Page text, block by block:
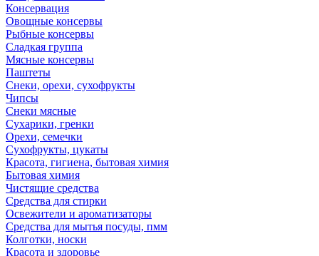
Консервация
Овощные консервы
Рыбные консервы
Сладкая группа
Мясные консервы
Паштеты
Снеки, орехи, сухофрукты
Чипсы
Снеки мясные
Сухарики, гренки
Орехи, семечки
Сухофрукты, цукаты
Красота, гигиена, бытовая химия
Бытовая химия
Чистящие средства
Средства для стирки
Освежители и ароматизаторы
Средства для мытья посуды, пмм
Колготки, носки
Красота и здоровье